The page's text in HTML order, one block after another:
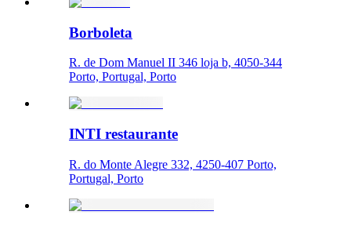
Borboleta
R. de Dom Manuel II 346 loja b, 4050-344
Porto, Portugal, Porto
INTI restaurante
R. do Monte Alegre 332, 4250-407 Porto,
Portugal, Porto